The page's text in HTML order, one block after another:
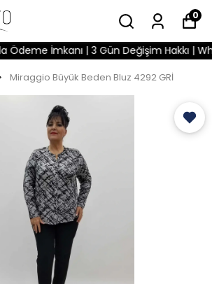
0
İmkanı | 3 Gün Değişim Hakkı |
Miraggio Büyük Beden Bluz 4292 GRİ